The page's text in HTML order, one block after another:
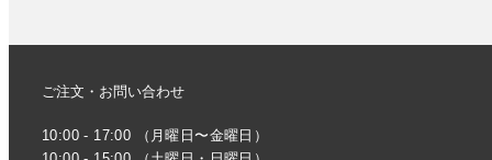
ご注文・お問い合わせ
10:00 - 17:00 （月曜日〜金曜日）